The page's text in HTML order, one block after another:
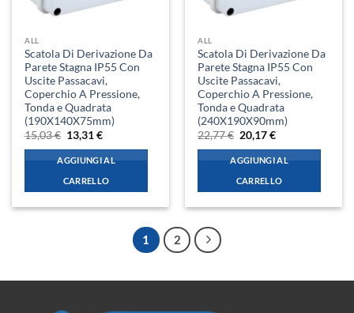
ALL
Scatola Di Derivazione Da
Parete Stagna IP55 Con
Uscite Passacavi,
Coperchio A Pressione,
Tonda e Quadrata
(190X140X75mm)
15,03€ Il
prezzo
originale
era:
15,03 €.
13,31€Il
attuale
è:
13,31 €.
AGGIUNGI AL
CARRELLO
ALL
Scatola Di Derivazione Da
Parete Stagna IP55 Con
Uscite Passacavi,
Coperchio A Pressione,
Tonda e Quadrata
(240X190X90mm)
22,77€ Il
prezzo
originale
era:
22,77 €.
20,17€Il
attuale
è:
20,17 €.
AGGIUNGI AL
CARRELLO
1 2